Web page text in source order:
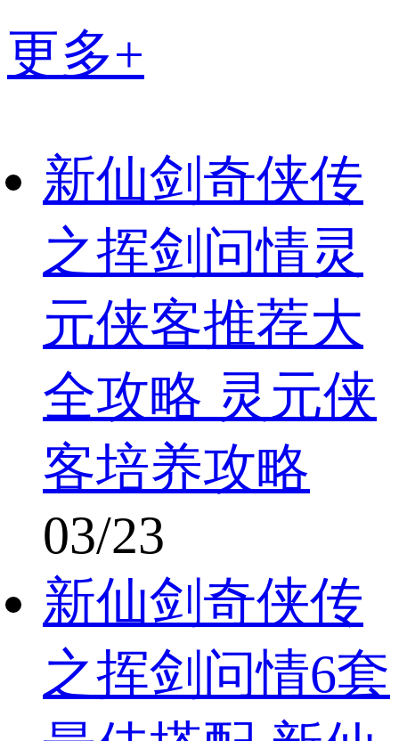
更多+
新仙剑奇侠传
之挥剑问情灵
元侠客推荐大
全攻略 灵元侠
客培养攻略
03/23
新仙剑奇侠传
之挥剑问情6套